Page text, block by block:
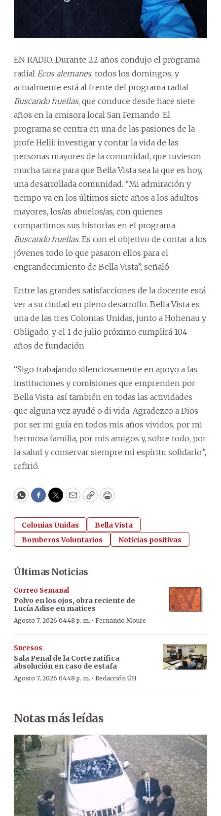
EN RADIO. Durante 22 años condujo el programa
radial Ecos alemanes, todos los domingos; y
actualmente está al frente del programa radial
Buscando huellas, que conduce desde hace siete
años en la emisora local San Fernando. El
programa se centra en una de las pasiones de la
profe Helli: investigar y contar la vida de las
personas mayores de la comunidad, que tuvieron
mucha tarea para que Bella Vista sea la que es hoy,
una desarrollada comunidad. “Mi admiración y
tiempo va en los últimos siete años a los adultos
mayores, los/as abuelos/as, con quienes
compartimos sus historias en el programa
Buscando huellas. Es con el objetivo de contar a los
jóvenes todo lo que pasaron ellos para el
engrandecimiento de Bella Vista”, señaló.
Entre las grandes satisfacciones de la docente está
ver a su ciudad en pleno desarrollo. Bella Vista es
una de las tres Colonias Unidas, junto a Hohenau y
Obligado, y el 1 de julio próximo cumplirá 104
años de fundación
“Sigo trabajando silenciosamente en apoyo a las
instituciones y comisiones que emprenden por
Bella Vista, así también en todas las actividades
que alguna vez ayudé o di vida. Agradezco a Dios
por ser mi guía en todos mis años vividos, por mi
hermosa familia, por mis amigos y, sobre todo, por
la salud y conservar siempre mi espíritu solidario”,
refirió.
WhatsApp
Facebook
Twitter
EmailCopyPrint
Colonias Unidas
Bella Vista
Bomberos Voluntarios
Noticias positivas
Últimas Noticias
Correo Semanal
Polvo en los ojos, obra reciente de
Lucía Adise en matices
Agosto 7, 2026 04:48 p. m. · Fernando Moure
Sucesos
Sala Penal de la Corte ratifica
absolución en caso de estafa
Agosto 7, 2026 04:48 p. m. · Redacción ÚH
Notas más leídas